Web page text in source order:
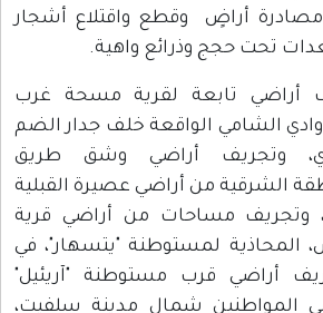
أراضٍ وقطع واقتلاع أشجار
تحت حجج وذرائع واهية.
أراضي تابعة لقرية مسحة غرب
الشامي الواقعة خلف جدار الضم
وتجريف أراضي وشق طريق
الشرقية من أراضي عصيرة القبلية
وتجريف مساحات من أراضي قرية
المحاذية لمستوطنة "يتسهار"، في
أراضي قرب مستوطنة "آريئيل"
المواطنين شمال مدينة سلفيت،